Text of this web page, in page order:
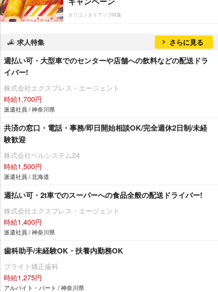
オリコンタイアップ特集
求人特集 さらに見る
週払い可・大型車でのセンターや店舗への飲料などの配送ドラ
イバー!
株式会社エクスプレス・エージェント
時給1,700円
派遣社員 / 神奈川県
共済の窓口・電話・事務/即日開始相談OK/完全週休2日制/未経
験歓迎
株式会社ベルシステム24
時給1,500円
派遣社員 / 北海道
週払い可・2t車でのスーパーへの食品全般の配送ドライバー!
株式会社エクスプレス・エージェント
時給1,400円
派遣社員 / 神奈川県
歯科助手/未経験OK・扶養内勤務OK
ブライト矯正歯科
時給1,275円
アルバイト・パート / 神奈川県